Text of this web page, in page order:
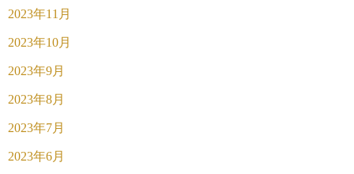
2023年11月
2023年10月
2023年9月
2023年8月
2023年7月
2023年6月